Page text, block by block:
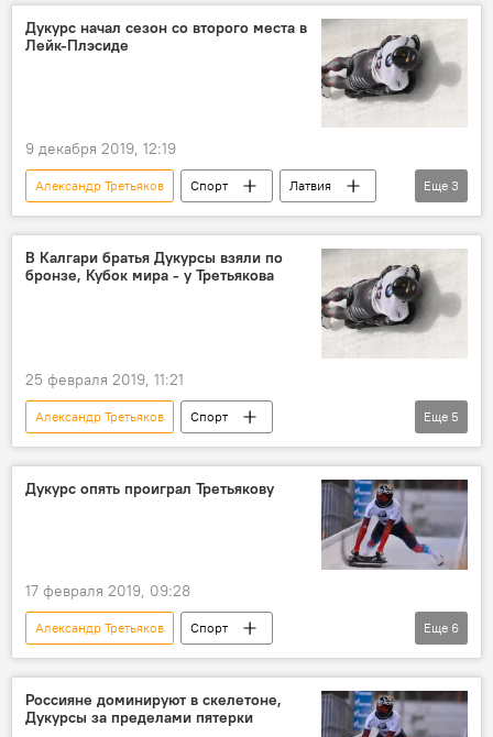
Россия
Мартинс Дукурс
Дукурс начал сезон со второго места в
Лейк-Плэсиде
9 декабря 2019, 12:19
Александр Третьяков Спорт
Латвия
Кубок мира по скелетону
Томас Дукурс
Мартинс Дукурс
Еще 3
В Калгари братья Дукурсы взяли по
бронзе, Кубок мира - у Третьякова
25 февраля 2019, 11:21
Александр Третьяков
Спорт
Кубок мира по скелетону
Томас Дукурс
Канада Уистлер
Еще 5
Дукурс опять проиграл Третьякову
17 февраля 2019, 09:28
Александр Третьяков
Спорт
Новости Латвии
Новости России
Новости мира
Латвия
Россия
Мартинс Дукурс
Еще 6
Россияне доминируют в скелетоне,
Дукурсы за пределами пятерки